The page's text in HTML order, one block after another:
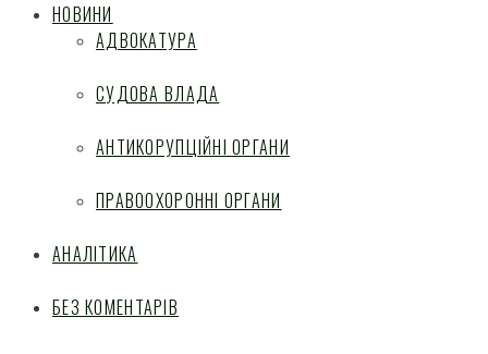
НОВИНИ
АДВОКАТУРА
СУДОВА ВЛАДА
АНТИКОРУПЦІЙНІ ОРГАНИ
ПРАВООХОРОННІ ОРГАНИ
АНАЛІТИКА
БЕЗ КОМЕНТАРІВ